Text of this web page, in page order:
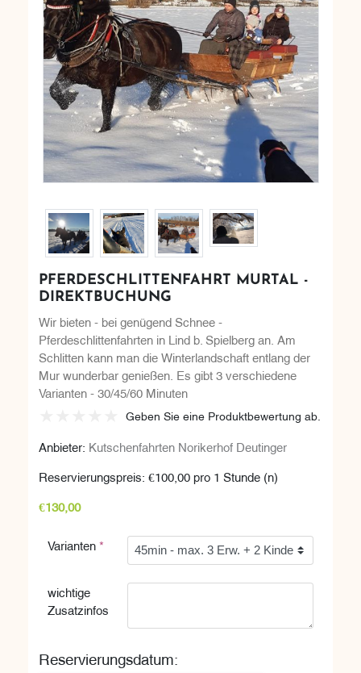
PFERDESCHLITTENFAHRT MURTAL -
DIREKTBUCHUNG
Wir bieten - bei genügend Schnee -
Pferdeschlittenfahrten in Lind b. Spielberg an. Am
Schlitten kann man die Winterlandschaft entlang der
Mur wunderbar genießen. Es gibt 3 verschiedene
Varianten - 30/45/60 Minuten
Geben Sie eine Produktbewertung ab.
Anbieter: Kutschenfahrten Norikerhof Deutinger
Reservierungspreis: €100,00 pro 1 Stunde (n)
€130,00
Varianten *
wichtige
Zusatzinfos
Reservierungsdatum: